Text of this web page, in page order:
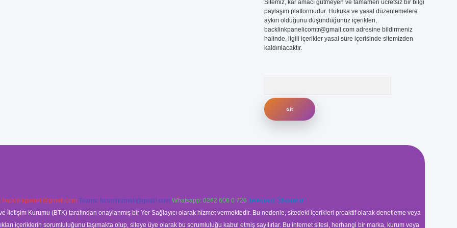
Sitemiz, kar amacı gütmeyen ve tamamen ücretsiz bir bilgi
paylaşım platformudur. Hukuka ve yasal düzenlemelere
aykırı olduğunu düşündüğünüz içerikleri,
backlinkpanelicomtr@gmail.comadresine bildirmeniz
halinde, ilgili içerikler yasal süre içerisinde sitemizden
kaldırılacaktır.
backlinkpaneli@gmail.com Teams: forumhizmeti@gmail.com Whatsapp: 0262 606 0 726 Telegram: @karabul
İletişim Kurumu (BTK) tarafından onaylanmış bir Yer Sağlayıcı olarak hizmet vermektedir. Bu nedenle, sitedeki içerikleri proaktif olarak denetleme veya
içeriklerin sorumluluğunu taşımakta olup, siteye üye olarak bu sorumluluğu kabul etmiş sayılırlar. Bu internet sitesi, herhangi bir marka, kurum veya